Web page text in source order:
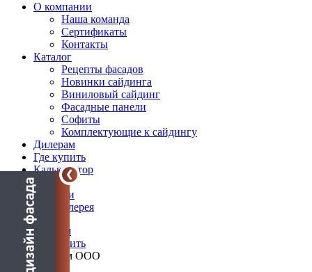
О компании
Наша команда
Сертификаты
Контакты
Каталог
Рецепты фасадов
Новинки сайдинга
Виниловый сайдинг
Фасадные панели
Софиты
Комплектующие к сайдингу
Дилерам
Где купить
Калькулятор
Блог
Новости
Фотогалерея
Главная
Где купить
Фридом ООО